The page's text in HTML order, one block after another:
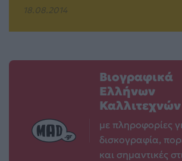
18.08.2014
Βιογραφικά
Ελλήνων
Καλλιτεχνών
με πληροφορίες
δισκογραφία,
και σημαντικές